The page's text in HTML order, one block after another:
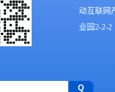
动互联网
业园2-2-2